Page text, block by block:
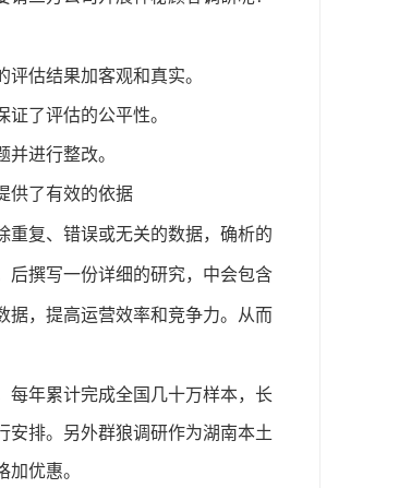
估结果加客观和真实。
了评估的公平性。
进行整改。
供了有效的依据
重复、错误或无关的数据，确析的
后撰写一份详细的研究，中会包含
，提高运营效率和竞争力。 从而
每年累计完成全国 几十万样本， 长
安排。另外群狼调研作为湖南本土
加优惠。